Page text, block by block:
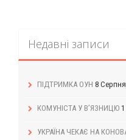
Недавні записи
ПІДТРИМКА ОУН 8
КОМУНІСТА У В’ЯЗНИЦЮ
УКРАЇНА ЧЕКАЄ НА